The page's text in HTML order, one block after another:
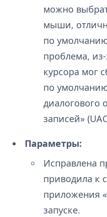
можно
мыши,
по
проблема,
курсора мог
по
диалогового
записей»
Параметры:
Исправлена
приводила к
приложения
запуске.